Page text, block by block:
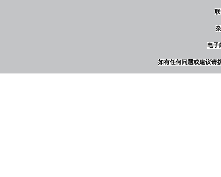
电子
如有任何问题或建议请